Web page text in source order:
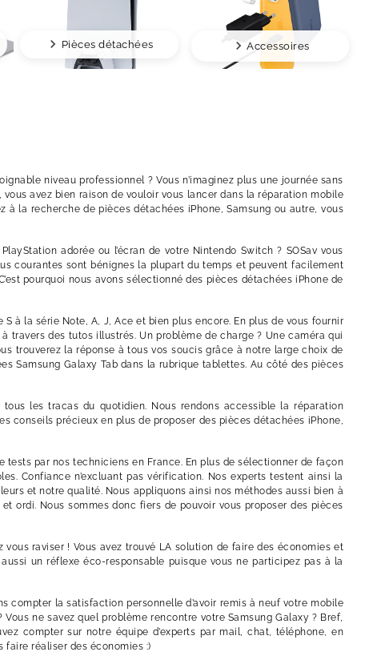
Pièces détachées Accessoires
niveau professionnel ? Vous n’imaginez plus une journée sans
avez bien raison de vouloir vous lancer dans la réparation mobile
à la recherche de pièces détachées iPhone, Samsung ou autre, vous
adorée ou l’écran de votre Nintendo Switch ? SOSav vous
courantes sont bénignes la plupart du temps et peuvent facilement
pourquoi nous avons sélectionné des pièces détachées iPhone de
à la série Note, A, J, Ace et bien plus encore. En plus de vous fournir
des tutos illustrés. Un problème de charge ? Une caméra qui
trouverez la réponse à tous vos soucis grâce à notre large choix de
Samsung Galaxy Tab dans la rubrique tablettes. Au côté des pièces
les tracas du quotidien. Nous rendons accessible la réparation
précieux en plus de proposer des pièces détachées iPhone,
par nos techniciens en France. En plus de sélectionner de façon
Confiance n’excluant pas vérification. Nos experts testent ainsi la
et notre qualité. Nous appliquons ainsi nos méthodes aussi bien à
ordi. Nous sommes donc fiers de pouvoir vous proposer des pièces
raviser ! Vous avez trouvé LA solution de faire des économies et
un réflexe éco-responsable puisque vous ne participez pas à la
compter la satisfaction personnelle d’avoir remis à neuf votre mobile
ne savez quel problème rencontre votre Samsung Galaxy ? Bref,
compter sur notre équipe d’experts par mail, chat, téléphone, en
faire réaliser des économies :)